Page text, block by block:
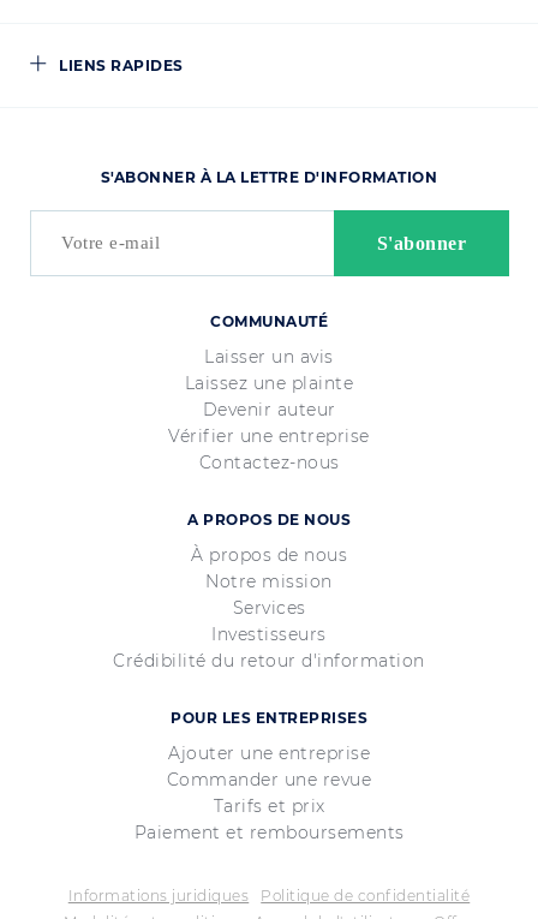
LIENS RAPIDES
COMMUNAUTÉ
Laisser un avis
Laissez une plainte
Devenir auteur
Vérifier une entreprise
Contactez-nous
A PROPOS DE NOUS
À propos de nous
Notre mission
Services
Investisseurs
Crédibilité du retour d'information
POUR LES ENTREPRISES
Ajouter une entreprise
Commander une revue
Tarifs et prix
Paiement et remboursements
S'ABONNER À LA LETTRE D'INFORMATION
Informations juridiques
Politique de confidentialité